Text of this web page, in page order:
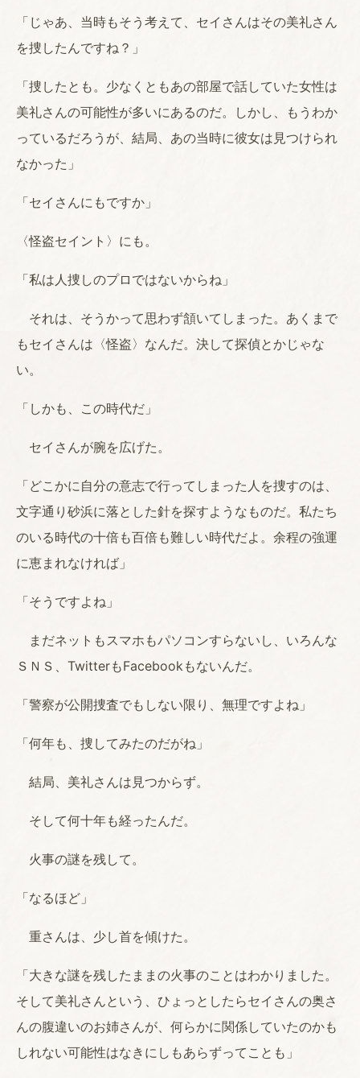
「じゃあ、当時もそう考えて、セイさんはその美礼さん
を捜したんですね？」
「捜したとも。少なくともあの部屋で話していた女性は
美礼さんの可能性が多いにあるのだ。しかし、もうわか
っているだろうが、結局、あの当時に彼女は見つけられ
なかった」
「セイさんにもですか」
〈怪盗セイント〉にも。
「私は人捜しのプロではないからね」
それは、そうかって思わず頷いてしまった。あくまで
もセイさんは〈怪盗〉なんだ。決して探偵とかじゃな
い。
「しかも、この時代だ」
セイさんが腕を広げた。
「どこかに自分の意志で行ってしまった人を捜すのは、
文字通り砂浜に落とした針を探すようなものだ。私たち
のいる時代の十倍も百倍も難しい時代だよ。余程の強運
に恵まれなければ」
「そうですよね」
まだネットもスマホもパソコンすらないし、いろんな
ＳＮＳ、TwitterもFacebookもないんだ。
「警察が公開捜査でもしない限り、無理ですよね」
「何年も、捜してみたのだがね」
結局、美礼さんは見つからず。
そして何十年も経ったんだ。
火事の謎を残して。
「なるほど」
重さんは、少し首を傾けた。
「大きな謎を残したままの火事のことはわかりました。
そして美礼さんという、ひょっとしたらセイさんの奥さ
んの腹違いのお姉さんが、何らかに関係していたのかも
しれない可能性はなきにしもあらずってことも」